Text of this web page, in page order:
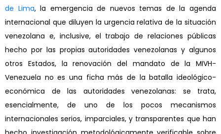
de Lima, la emergencia de nuevos temas de la agenda
internacional que diluyen la urgencia relativa de la situación
venezolana e, inclusive, el trabajo de relaciones públicas
hecho por las propias autoridades venezolanas y algunos
otros Estados, la renovación del mandato de la MIVH-
Venezuela no es una ficha más de la batalla ideológico-
económica de las autoridades venezolanas: se trata,
esencialmente, de uno de los pocos mecanismos
internacionales serios, imparciales, y transparentes que han